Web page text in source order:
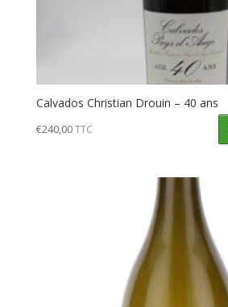
Calvados Christian Drouin – 40 ans
€240,00TTC